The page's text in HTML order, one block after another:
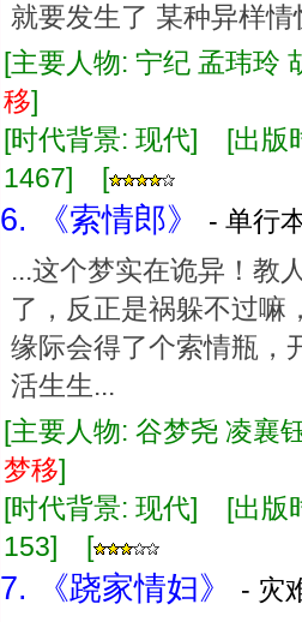
就要发生了 某种异样
[主要人物: 宁纪 孟玮
移]
[时代背景: 现代] [出
1467] [
6. 《索情郎》
- 单行
...这个梦实在诡异！教
了，反正是祸躲不过嘛
缘际会得了个索情瓶，
活生生...
[主要人物: 谷梦尧 凌
梦移]
[时代背景: 现代] [出
153] [
7. 《跷家情妇》
- 灾